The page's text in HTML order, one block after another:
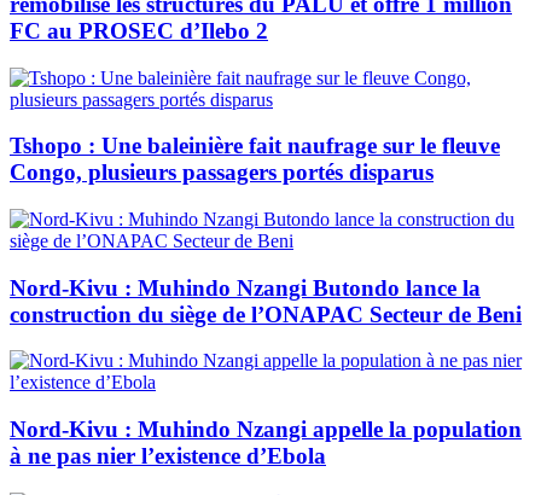
FC au PROSEC d’Ilebo 2
Tshopo : Une baleinière fait naufrage sur le fleuve
Congo, plusieurs passagers portés disparus
Nord-Kivu : Muhindo Nzangi Butondo lance la
construction du siège de l’ONAPAC Secteur de Beni
Nord-Kivu : Muhindo Nzangi appelle la population
à ne pas nier l’existence d’Ebola